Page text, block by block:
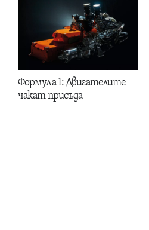
Формула 1: Двигателите
чакат присъда